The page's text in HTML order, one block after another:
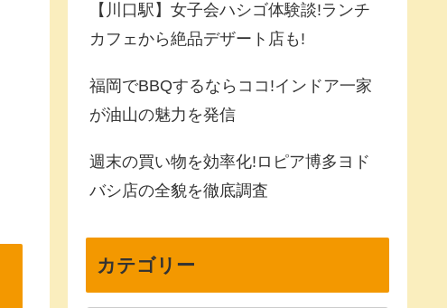
【川口駅】女子会ハシゴ体験談!ランチ
カフェから絶品デザート店も!
福岡でBBQするならココ!インドア一家
が油山の魅力を発信
週末の買い物を効率化!ロピア博多ヨド
バシ店の全貌を徹底調査
カテゴリー